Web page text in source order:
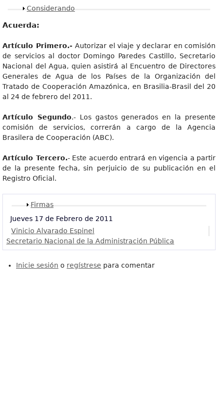
Mostrar
Considerando
Acuerda:
Artículo Primero.- Autorizar el viaje y declarar en comisión
de servicios al doctor Domingo Paredes Castillo, Secretario
Nacional del Agua, quien asistirá al Encuentro de Directores
Generales de Agua de los Países de la Organización del
Tratado de Cooperación Amazónica, en Brasilia-Brasil del 20
al 24 de febrero del 2011.
Artículo Segundo.- Los gastos generados en la presente
comisión de servicios, correrán a cargo de la Agencia
Brasilera de Cooperación (ABC).
Artículo Tercero.- Este acuerdo entrará en vigencia a partir
de la presente fecha, sin perjuicio de su publicación en el
Registro Oficial.
Mostrar
Firmas
Jueves 17 de Febrero de 2011
Vinicio Alvarado Espinel
Secretario Nacional de la Administración Pública
Inicie sesión o regístrese para comentar